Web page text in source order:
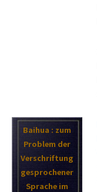
Baihua : zum
Problem der
Verschriftung
gesprochener
Sprache im